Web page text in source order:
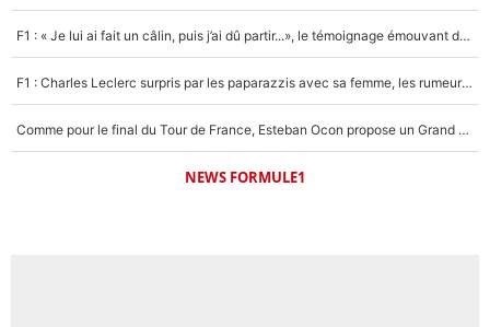
F1 : « Je lui ai fait un câlin, puis j’ai dû partir...», le témoignage émouvant de Max Verstappen sur sa fille
F1 : Charles Leclerc surpris par les paparazzis avec sa femme, les rumeurs étaient vraies !
Comme pour le final du Tour de France, Esteban Ocon propose un Grand Prix de Formule 1 à Paris : «Autour de l’Arc de Triomphe, ce serait génial» !
NEWS FORMULE1